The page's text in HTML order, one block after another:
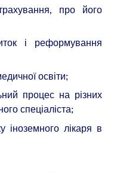
про його
і реформування
освіти;
процес на різних
спеціаліста;
іноземного лікаря в